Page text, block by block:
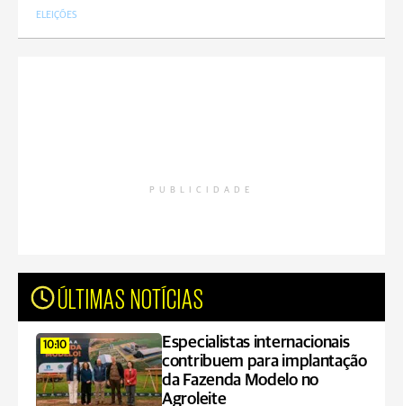
ELEIÇÕES
PUBLICIDADE
ÚLTIMAS NOTÍCIAS
10:10
Especialistas internacionais
contribuem para implantação
da Fazenda Modelo no
Agroleite